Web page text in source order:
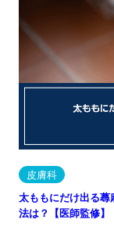
皮膚科
太ももにだけ出る
法は？【医師監修】